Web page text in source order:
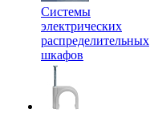
Системы
электрических
распределительных
шкафов